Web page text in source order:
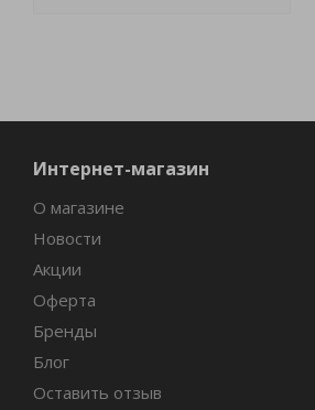
Интернет-магазин
О магазине
Новости
Акции
Оферта
Бренды
Блог
Оставить отзыв